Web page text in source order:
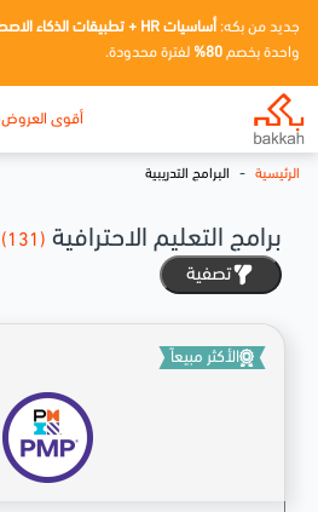
جديد من بكه: أساسيات HR + تطبيقات الذكاء الاصطناعي
واحدة بخصم 80% لفترة محدودة.
أقوى العروض
الرئيسية - البرامج التدريبية
برامج التعليم الاحترافية (131)
تصفية
الأكثر مبيعاً